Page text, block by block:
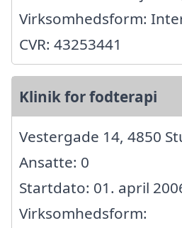
Virksomhedsform:
CVR: 43253441
Klinik for fodterapi
Vestergade 14, 4850
Ansatte: 0
Startdato: 01. april
Virksomhedsform: